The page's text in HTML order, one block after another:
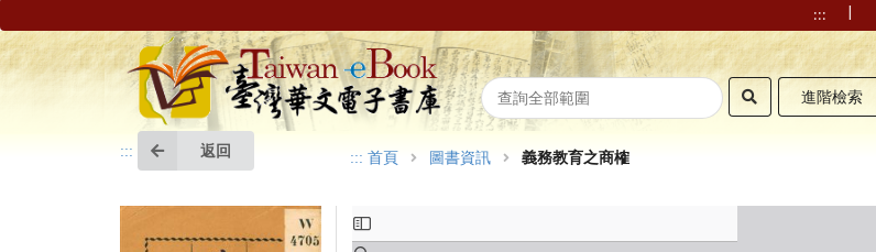
::: |
進階檢索
::: 返回 ::: 首頁 圖書資訊 義務教育之商榷